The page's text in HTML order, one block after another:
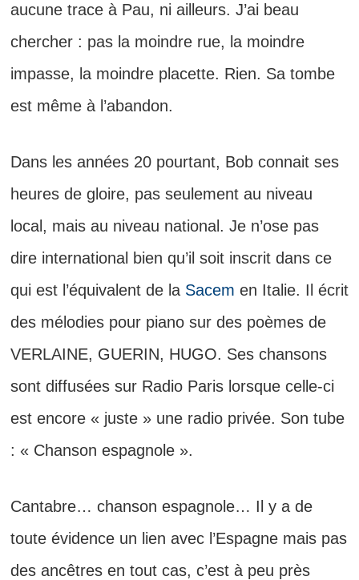
aucune trace à Pau, ni ailleurs. J’ai beau
chercher : pas la moindre rue, la moindre
impasse, la moindre placette. Rien. Sa tombe
est même à l’abandon.
Dans les années 20 pourtant, Bob connait ses
heuresde gloire, pas seulement au niveau
local, mais au niveau national. Je n’ose pas
dire international bien qu’il soit inscrit dans ce
qui est l’équivalent de la Sacem en Italie. Il écrit
des mélodies pour piano sur des poèmes de
VERLAINE, GUERIN, HUGO. Ses chansons
sont diffusées sur Radio Paris lorsque celle-ci
est encore « juste » une radio privée. Son tube
: « Chanson espagnole ».
Cantabre… chanson espagnole… Il y a de
toute évidence un lien avec l’Espagne mais pas
des ancêtres en tout cas, c’est à peu près